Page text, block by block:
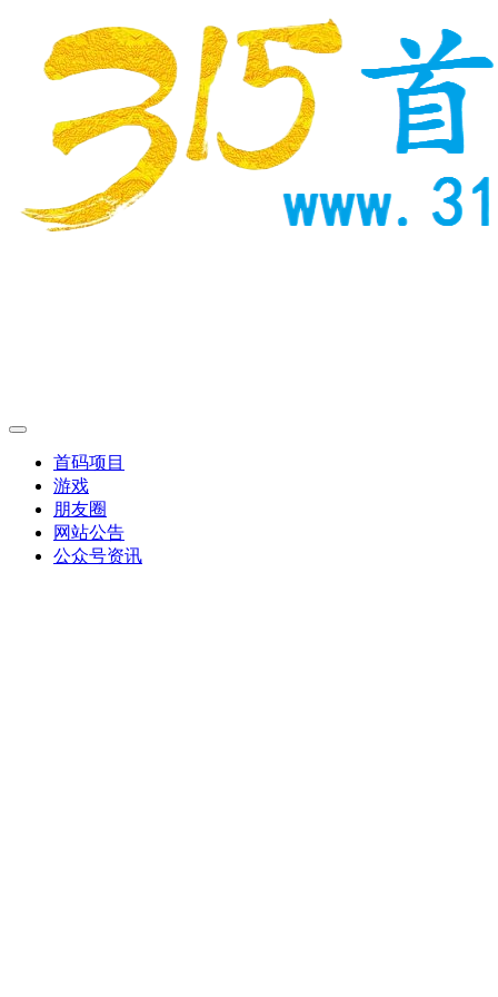
首码项目
游戏
朋友圈
网站公告
公众号资讯